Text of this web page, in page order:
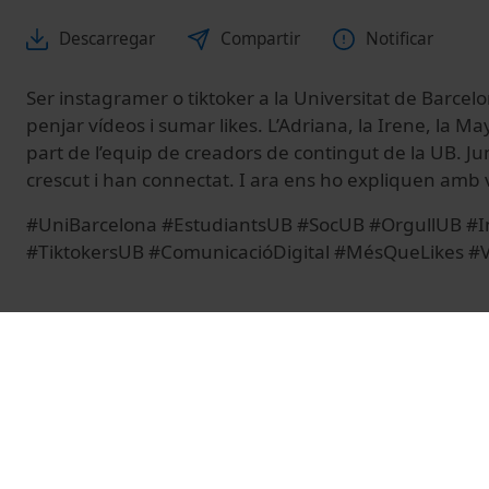
Descarregar Compartir Notificar
Ser instagramer o tiktoker a la Universitat de
penjar vídeos i sumar likes. L’Adriana, la Irene, la
part de l’equip de creadors de contingut de la UB.
crescut i han connectat. I ara ens ho expliquen amb
#UniBarcelona #EstudiantsUB #SocUB #OrgullUB
#TiktokersUB #ComunicacióDigital #MésQueLikes